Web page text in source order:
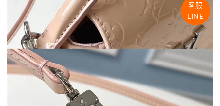
客服
LINE